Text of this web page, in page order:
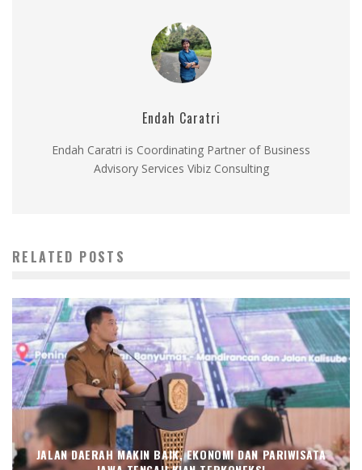
Endah Caratri
Endah Caratri is Coordinating Partner of Business
Advisory Services Vibiz Consulting
RELATED POSTS
JALAN DAERAH MAKIN BAIK, EKONOMI DAN PARIWISATA